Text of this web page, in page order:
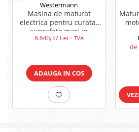
Westermann
Masina de maturat
electrica pentru curatat
suprafete mari in
depozite
6.640,37 Lei + TVA
ADAUGA IN COS
de